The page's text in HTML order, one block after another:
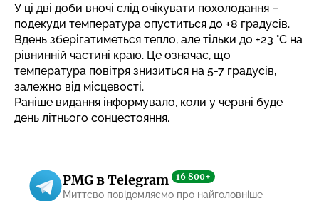
У ці дві доби вночі слід очікувати похолодання –
подекуди температура опуститься до +8 градусів.
Вдень зберігатиметься тепло, але тільки до +23 °C на
рівнинній частині краю. Це означає, що
температура повітря знизиться на 5-7 градусів,
залежно від місцевості.
Раніше видання інформувало, коли у червні буде
день літнього сонцестояння.
PMG в Telegram 16 800+
Миттєво повідомляємо про найголовніше